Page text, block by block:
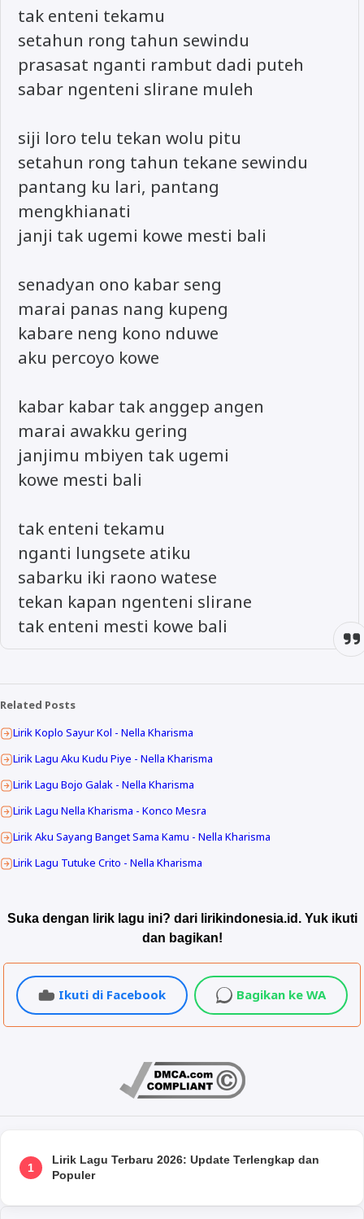
tak enteni tekamu
setahun rong tahun sewindu
prasasat nganti rambut dadi puteh
sabar ngenteni slirane muleh
siji loro telu tekan wolu pitu
setahun rong tahun tekane sewindu
pantang ku lari, pantang
mengkhianati
janji tak ugemi kowe mesti bali
senadyan ono kabar seng
marai panas nang kupeng
kabare neng kono nduwe
aku percoyo kowe
kabar kabar tak anggep angen
marai awakku gering
janjimu mbiyen tak ugemi
kowe mesti bali
tak enteni tekamu
nganti lungsete atiku
sabarku iki raono watese
tekan kapan ngenteni slirane
tak enteni mesti kowe bali
Related Posts
Lirik Koplo Sayur Kol - Nella Kharisma
Lirik Lagu Aku Kudu Piye - Nella Kharisma
Lirik Lagu Bojo Galak - Nella Kharisma
Lirik Lagu Nella Kharisma - Konco Mesra
Lirik Aku Sayang Banget Sama Kamu - Nella Kharisma
Lirik Lagu Tutuke Crito - Nella Kharisma
Suka dengan lirik lagu ini? dari lirikindonesia.id. Yuk ikuti
dan bagikan!
Ikuti di Facebook Bagikan ke WA
1
Lirik Lagu Terbaru 2026: Update Terlengkap dan
Populer